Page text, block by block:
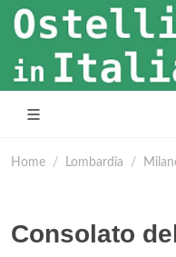
Home Lombardia
Consolato